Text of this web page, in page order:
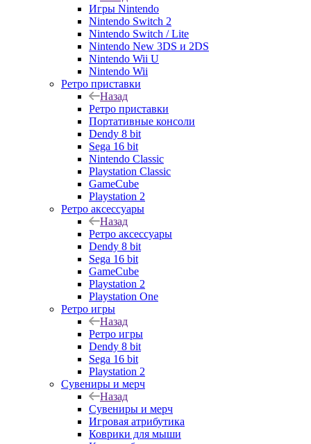
Игры Nintendo
Nintendo Switch 2
Nintendo Switch / Lite
Nintendo New 3DS и 2DS
Nintendo Wii U
Nintendo Wii
Ретро приставки
Назад
Ретро приставки
Портативные консоли
Dendy 8 bit
Sega 16 bit
Nintendo Classic
Playstation Classic
GameCube
Playstation 2
Ретро аксессуары
Назад
Ретро аксессуары
Dendy 8 bit
Sega 16 bit
GameCube
Playstation 2
Playstation One
Ретро игры
Назад
Ретро игры
Dendy 8 bit
Sega 16 bit
Playstation 2
Сувениры и мерч
Назад
Сувениры и мерч
Игровая атрибутика
Коврики для мыши